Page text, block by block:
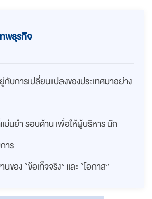
พธุรกิจ
บการเปลี่ยนแปลงของประเทศมาอย่าง
นยำ รอบด้าน เพื่อให้ผู้บริหาร นัก
าร
อง “ข้อเท็จจริง” และ “โอกาส”